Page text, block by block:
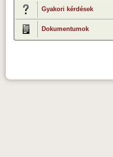
Gyakori kérdések
Dokumentumok